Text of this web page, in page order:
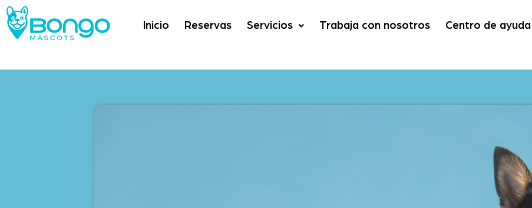
Inicio Reservas Servicios Trabaja con nosotros Centro de ayuda